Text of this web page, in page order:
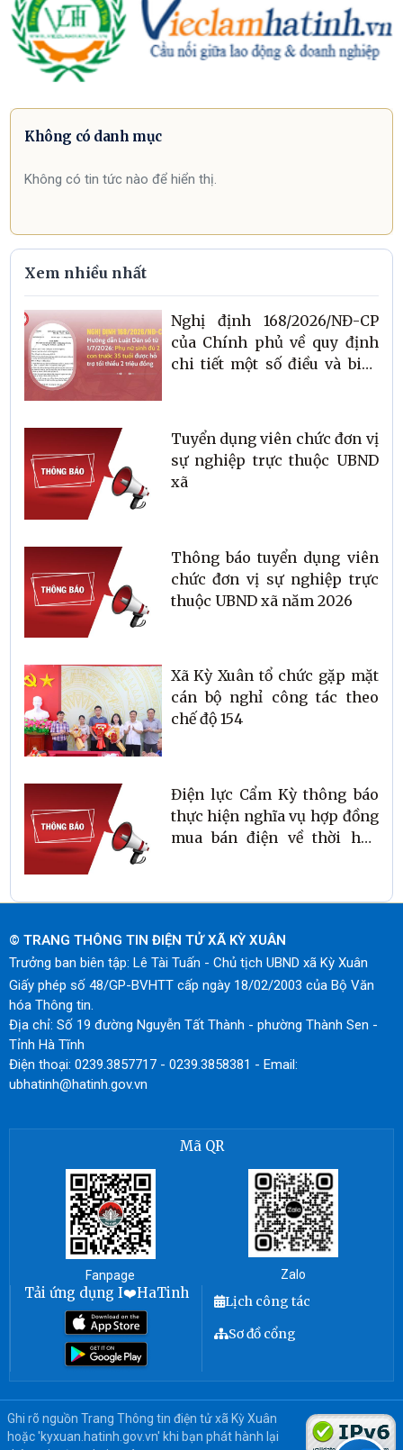
Không có danh mục
Không có tin tức nào để hiển thị.
Xem nhiều nhất
Nghị định 168/2026/NĐ-CP
của Chính phủ về quy định
chi tiết một số điều và biện
Tuyển dụng viên chức đơn vị
sự nghiệp trực thuộc UBND
xã
Thông báo tuyển dụng viên
chức đơn vị sự nghiệp trực
thuộc UBND xã năm 2026
Xã Kỳ Xuân tổ chức gặp mặt
cán bộ nghỉ công tác theo
chế độ 154
Điện lực Cẩm Kỳ thông báo
thực hiện nghĩa vụ hợp đồng
mua bán điện về thời hạn
© TRANG THÔNG TIN ĐIỆN TỬ XÃ KỲ XUÂN
Trưởng ban biên tập: Lê Tài Tuấn - Chủ tịch UBND xã Kỳ Xuân
Giấy phép số 48/GP-BVHTT cấp ngày 18/02/2003 của Bộ Văn
hóa Thông tin.
Địa chỉ: Số 19 đường Nguyễn Tất Thành - phường Thành Sen -
Tỉnh Hà Tĩnh
Điện thoại: 0239.3857717 - 0239.3858381 - Email:
ubhatinh@hatinh.gov.vn
Mã QR
Fanpage Zalo
Tải ứng dụng I❤️HaTinh
Lịch công tác
Sơ đồ cổng
Ghi rõ nguồn Trang Thông tin điện tử xã Kỳ Xuân
hoặc 'kyxuan.hatinh.gov.vn' khi bạn phát hành lại